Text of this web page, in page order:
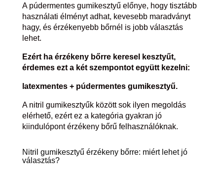
A púdermentes gumikesztyű előnye, hogy tisztább
használati élményt adhat, kevesebb maradványt
hagy, és érzékenyebb bőrnél is jobb választás
lehet.
Ezért ha érzékeny bőrre keresel kesztyűt,
érdemes ezt a két szempontot együtt kezelni:
latexmentes + púdermentes gumikesztyű.
A nitril gumikesztyűk között sok ilyen megoldás
elérhető, ezért ez a kategória gyakran jó
kiindulópont érzékeny bőrű felhasználóknak.
Nitril gumikesztyű érzékeny bőrre: miért lehet jó
választás?